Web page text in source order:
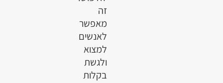
זה
מאפשר
לאנשים
למצוא
ולגשת
בקלות